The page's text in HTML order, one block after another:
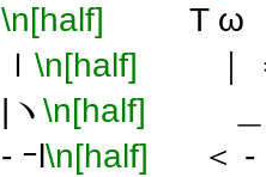
\n[half] T ω
ｌ \n[half] ｜
|ヽ \n[half]
- ｰl\n[half] ＜ -